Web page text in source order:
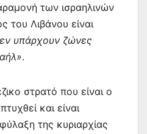
των ισραηλινών
του Λιβάνου είναι
υπάρχουν ζώνες
.
στρατό που είναι ο
και είναι
της κυριαρχίας